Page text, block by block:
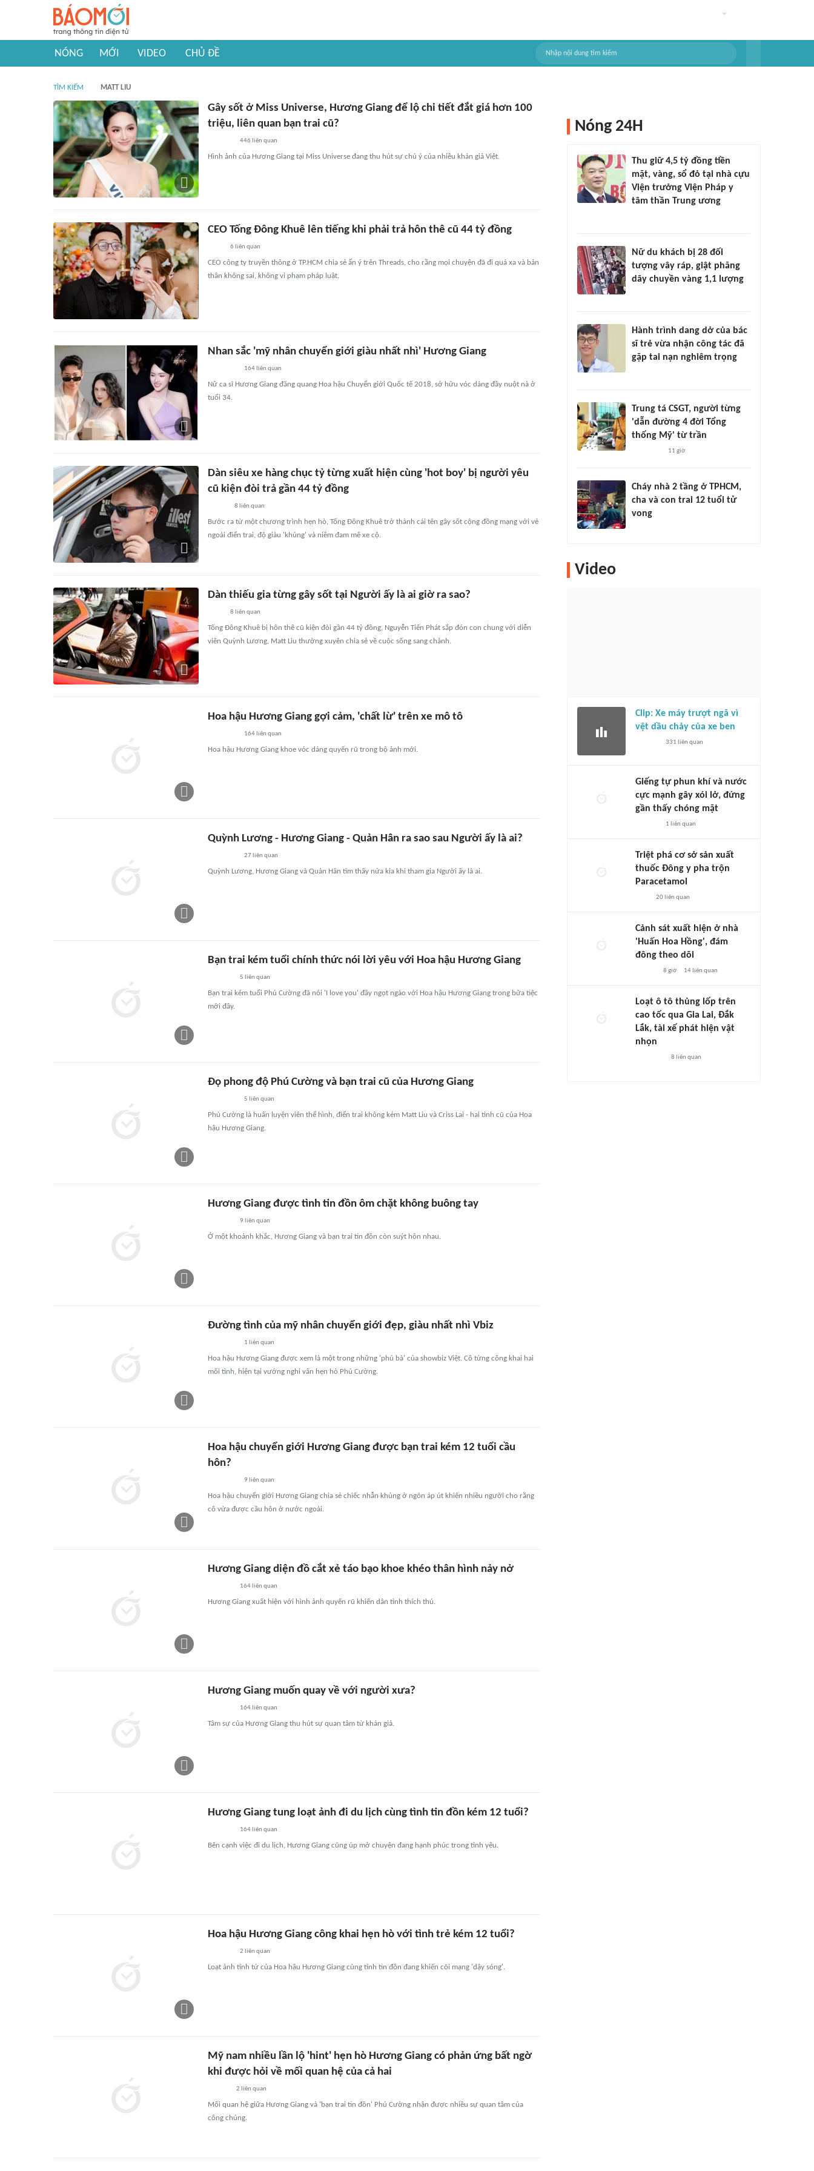
NÓNG MỚI VIDEO CHỦ ĐỀ
TÌM KIẾM MATT LIU
Gây sốt ở Miss Universe, Hương Giang để lộ chi tiết đắt giá hơn 100
triệu, liên quan bạn trai cũ?
446 liên quan
Hình ảnh của Hương Giang tại Miss Universe đang thu hút sự chú ý của nhiều khán giả Việt.
CEO Tống Đông Khuê lên tiếng khi phải trả hôn thê cũ 44 tỷ đồng
6 liên quan
CEO công ty truyền thông ở TP.HCM chia sẻ ẩn ý trên Threads, cho rằng mọi chuyện đã đi quá xa và bản
thân không sai, không vi phạm pháp luật.
Nhan sắc 'mỹ nhân chuyển giới giàu nhất nhì' Hương Giang
164 liên quan
Nữ ca sĩ Hương Giang đăng quang Hoa hậu Chuyển giới Quốc tế 2018, sở hữu vóc dáng đầy nuột nà ở
tuổi 34.
Dàn siêu xe hàng chục tỷ từng xuất hiện cùng 'hot boy' bị người yêu
cũ kiện đòi trả gần 44 tỷ đồng
8 liên quan
Bước ra từ một chương trình hẹn hò, Tống Đông Khuê trở thành cái tên gây sốt cộng đồng mạng với vẻ
ngoài điển trai, độ giàu 'khủng' và niềm đam mê xe cộ.
Dàn thiếu gia từng gây sốt tại Người ấy là ai giờ ra sao?
8 liên quan
Tống Đông Khuê bị hôn thê cũ kiện đòi gần 44 tỷ đồng, Nguyễn Tiến Phát sắp đón con chung với diễn
viên Quỳnh Lương, Matt Liu thường xuyên chia sẻ về cuộc sống sang chảnh.
Hoa hậu Hương Giang gợi cảm, 'chất lừ' trên xe mô tô
164 liên quan
Hoa hậu Hương Giang khoe vóc dáng quyến rũ trong bộ ảnh mới.
Quỳnh Lương - Hương Giang - Quản Hân ra sao sau Người ấy là ai?
27 liên quan
Quỳnh Lương, Hương Giang và Quản Hân tìm thấy nửa kia khi tham gia Người ấy là ai.
Bạn trai kém tuổi chính thức nói lời yêu với Hoa hậu Hương Giang
5 liên quan
Bạn trai kém tuổi Phú Cường đã nói 'I love you' đầy ngọt ngào với Hoa hậu Hương Giang trong bữa tiệc
mới đây.
Đọ phong độ Phú Cường và bạn trai cũ của Hương Giang
5 liên quan
Phú Cường là huấn luyện viên thể hình, điển trai không kém Matt Liu và Criss Lai - hai tình cũ của Hoa
hậu Hương Giang.
Hương Giang được tình tin đồn ôm chặt không buông tay
9 liên quan
Ở một khoảnh khắc, Hương Giang và bạn trai tin đồn còn suýt hôn nhau.
Đường tình của mỹ nhân chuyển giới đẹp, giàu nhất nhì Vbiz
1 liên quan
Hoa hậu Hương Giang được xem là một trong những 'phú bà' của showbiz Việt. Cô từng công khai hai
mối tình, hiện tại vướng nghi vấn hẹn hò Phú Cường.
Hoa hậu chuyển giới Hương Giang được bạn trai kém 12 tuổi cầu
hôn?
9 liên quan
Hoa hậu chuyển giới Hương Giang chia sẻ chiếc nhẫn khủng ở ngón áp út khiến nhiều người cho rằng
cô vừa được cầu hôn ở nước ngoài.
Hương Giang diện đồ cắt xẻ táo bạo khoe khéo thân hình nảy nở
164liên quan
Hương Giang xuất hiện với hình ảnh quyến rũ khiến dân tình thích thú.
Hương Giang muốn quay về với người xưa?
164liên quan
Tâm sự của Hương Giang thu hút sự quan tâm từ khán giả.
Hương Giang tung loạt ảnh đi du lịch cùng tình tin đồn kém 12 tuổi?
164liên quan
Bên cạnh việc đi du lịch, Hương Giang cũng úp mở chuyện đang hạnh phúc trong tình yêu.
Hoa hậu Hương Giang công khai hẹn hò với tình trẻ kém 12 tuổi?
2 liên quan
Loạt ảnh tình tứ của Hoa hậu Hương Giang cùng tình tin đồn đang khiến cõi mạng 'dậy sóng'.
Mỹ nam nhiều lần lộ 'hint' hẹn hò Hương Giang có phản ứng bất ngờ
khi được hỏi về mối quan hệ của cả hai
2 liên quan
Mối quan hệ giữa Hương Giang và 'bạn trai tin đồn' Phú Cường nhận được nhiều sự quan tâm của
công chúng.
Nóng 24H
Thu giữ 4,5 tỷ đồng tiền
mặt, vàng, sổ đỏ tại nhà cựu
Viện trưởng Viện Pháp y
tâm thần Trung ương
Nữ du khách bị 28 đối
tượng vây ráp, giật phăng
dây chuyền vàng 1,1 lượng
Hành trình dang dở của bác
sĩ trẻ vừa nhận công tác đã
gặp tai nạn nghiêm trọng
Trung tá CSGT, người từng
'dẫn đường 4 đời Tổng
thống Mỹ' từ trần
11 giờ
Cháy nhà 2 tầng ở TPHCM,
cha và con trai 12 tuổi tử
vong
Video
Clip: Xe máy trượt ngã vì
vệt dầu chảy của xe ben
331 liên quan
Giếng tự phun khí và nước
cực mạnh gây xói lở, đứng
gần thấy chóng mặt
1 liên quan
Triệt phá cơ sở sản xuất
thuốc Đông y pha trộn
Paracetamol
20liên quan
Cảnh sát xuất hiện ở nhà
'Huấn Hoa Hồng', đám
đông theo dõi
8 giờ 14liên quan
Loạt ô tô thủng lốp trên
cao tốc qua Gia Lai, Đắk
Lắk, tài xế phát hiện vật
nhọn
8 liên quan